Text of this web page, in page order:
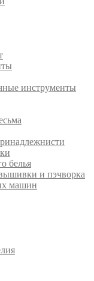
инструменты
белья
и пэчворка
машин